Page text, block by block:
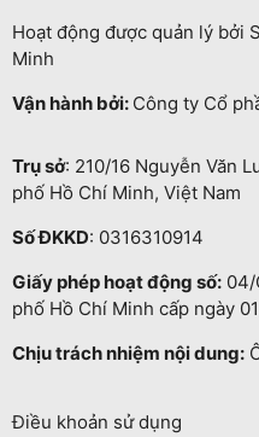
Hoạt động được quản lý bởi
Minh
Vận hành bởi: Công ty Cổ
Trụ sở: 210/16 Nguyễn Văn
phố Hồ Chí Minh, Việt Nam
Số ĐKKD: 0316310914
Giấy phép hoạt động số: 04/
phố Hồ Chí Minh cấp ngày
Chịu trách nhiệm nội dung:
Điều khoản sử dụng